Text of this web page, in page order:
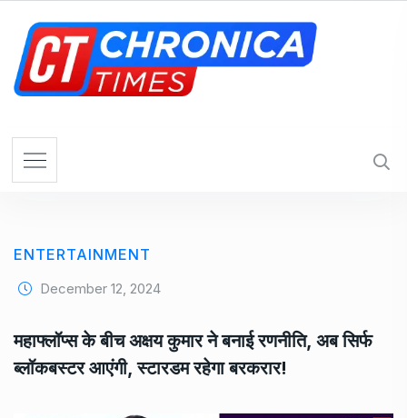
ENTERTAINMENT
December 12, 2024
महाफ्लॉप्स के बीच अक्षय कुमार ने बनाई रणनीति, अब सिर्फ
ब्लॉकबस्टर आएंगी, स्टारडम रहेगा बरकरार!